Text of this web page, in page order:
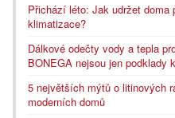
Přichází léto: Jak udržet
klimatizace?
Dálkové odečty vody a tepla
BONEGA nejsou jen podklady
5 největších mýtů o litinových
moderních domů